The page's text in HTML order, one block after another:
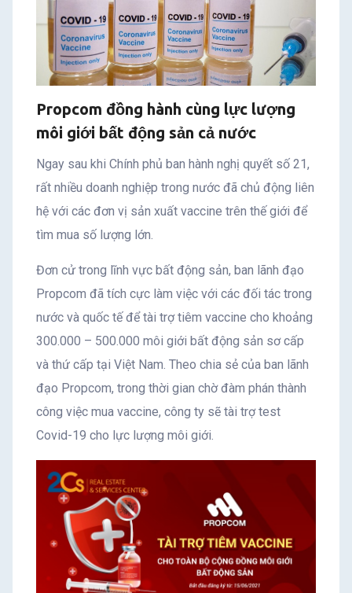
Propcom đồng hành cùng lực lượng
môi giới bất động sản cả nước
Ngay sau khi Chính phủ ban hành nghị quyết số 21,
rất nhiều doanh nghiệp trong nước đã chủ động liên
hệ với các đơn vị sản xuất vaccine trên thế giới để
tìm mua số lượng lớn.
Đơn cử trong lĩnh vực bất động sản, ban lãnh đạo
Propcom đã tích cực làm việc với các đối tác trong
nước và quốc tế để tài trợ tiêm vaccine cho khoảng
300.000 – 500.000 môi giới bất động sản sơ cấp
và thứ cấp tại Việt Nam. Theo chia sẻ của ban lãnh
đạo Propcom, trong thời gian chờ đàm phán thành
công việc mua vaccine, công ty sẽ tài trợ test
Covid-19 cho lực lượng môi giới.